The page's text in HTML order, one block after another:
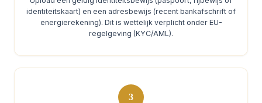
identiteitskaart) en een adresbewijs (recent bankafschrift of
energierekening). Dit is wettelijk verplicht onder EU-
regelgeving (KYC/AML).
3